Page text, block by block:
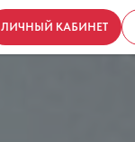
ЛИЧНЫЙ КАБИНЕТ